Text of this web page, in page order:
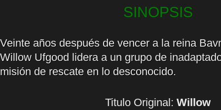
SINOPSIS
Veinte años después de vencer a la reina
Willow Ufgood lidera a un grupo de
misión de rescate en lo desconocido.
Titulo Original: Willow